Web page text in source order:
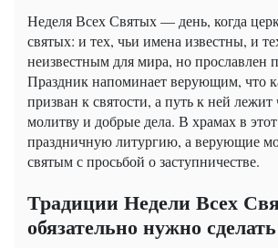
Неделя Всех Святых — день, когда
святых: и тех, чьи имена известны, и
неизвестным для мира, но прославлен
Праздник напоминает верующим, что
призван к святости, а путь к ней лежит
молитву и добрые дела. В храмах в
праздничную литургию, а верующие
святым с просьбой о заступничестве.
Традиции Недели Всех
обязательно нужно сделать